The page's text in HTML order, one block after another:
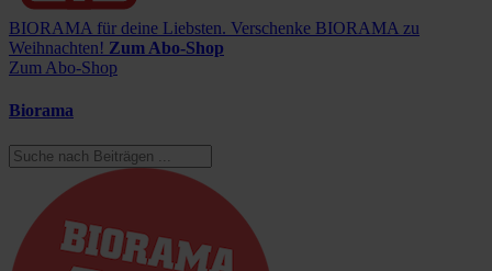
BIORAMA für deine Liebsten. Verschenke BIORAMA zu
Weihnachten! Zum Abo-Shop
Zum Abo-Shop
Biorama